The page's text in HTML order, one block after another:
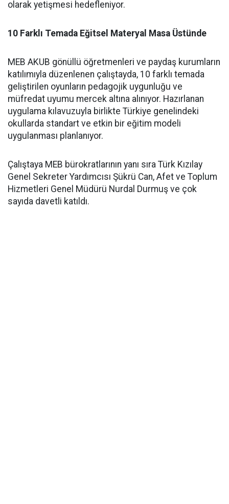
olarak yetişmesi hedefleniyor.
10 Farklı Temada Eğitsel Materyal Masa Üstünde
MEB AKUB gönüllü öğretmenleri ve paydaş kurumların
katılımıyla düzenlenen çalıştayda, 10 farklı temada
geliştirilen oyunların pedagojik uygunluğu ve
müfredat uyumu mercek altına alınıyor. Hazırlanan
uygulama kılavuzuyla birlikte Türkiye genelindeki
okullarda standart ve etkin bir eğitim modeli
uygulanması planlanıyor.
Çalıştaya MEB bürokratlarının yanı sıra Türk Kızılay
Genel Sekreter Yardımcısı Şükrü Can, Afet ve Toplum
Hizmetleri Genel Müdürü Nurdal Durmuş ve çok
sayıda davetli katıldı.